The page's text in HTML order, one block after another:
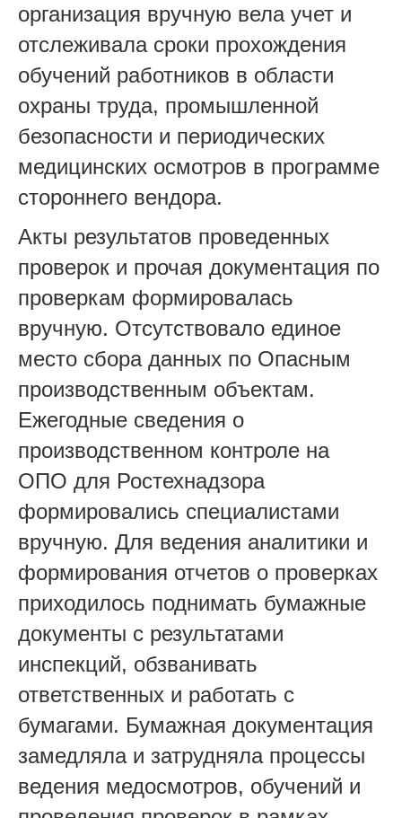
организация вручную вела учет и
отслеживала сроки прохождения
обучений работников в области
охраны труда, промышленной
безопасности и периодических
медицинских осмотров в программе
стороннего вендора.
Акты результатов проведенных
проверок и прочая документация по
проверкам формировалась
вручную. Отсутствовало единое
место сбора данных по Опасным
производственным объектам.
Ежегодные сведения о
производственном контроле на
ОПО для Ростехнадзора
формировались специалистами
вручную. Для ведения аналитики и
формирования отчетов о проверках
приходилось поднимать бумажные
документы с результатами
инспекций, обзванивать
ответственных и работать с
бумагами. Бумажная документация
замедляла и затрудняла процессы
ведения медосмотров, обучений и